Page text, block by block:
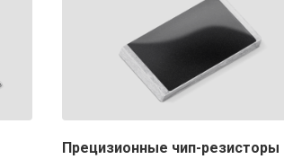
Прецизионные чип-резисторы